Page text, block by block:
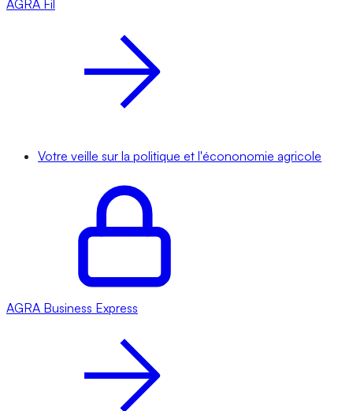
AGRA Fil
Votre veille sur la politique et l'écononomie agricole
AGRA Business Express